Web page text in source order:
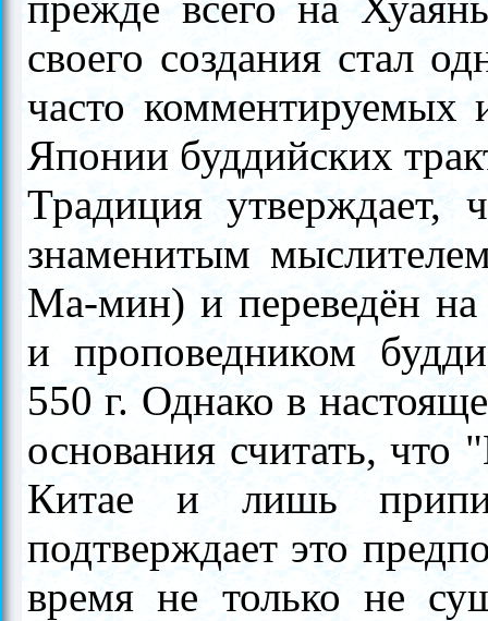
своего создания стал
часто
Японии буддийских
Традиция
знаменитым
Ма-мин) и переведён на
и проповедником
550 г. Однако в
основания считать,
Китае и лишь
подтверждает это
время не только не